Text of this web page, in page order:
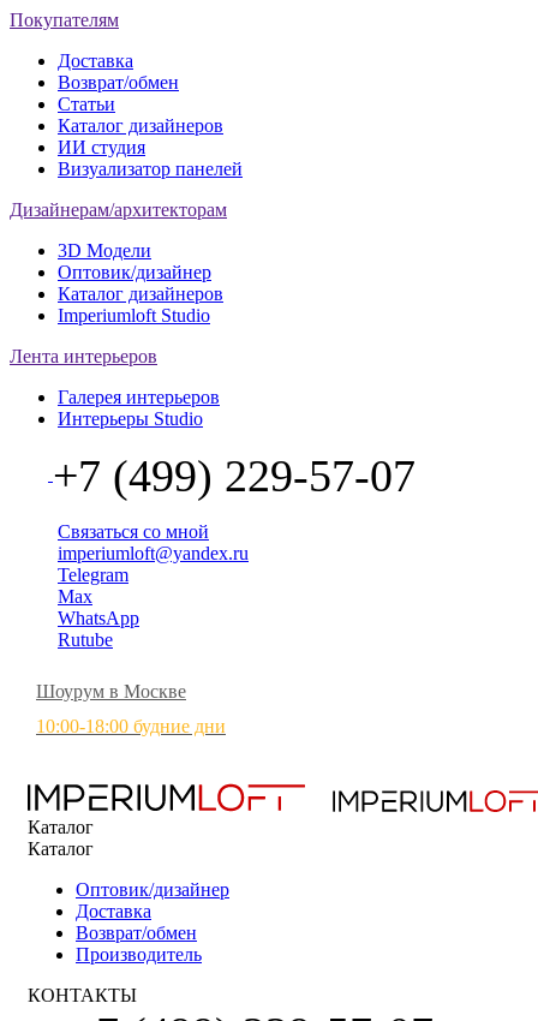
Покупателям
Доставка
Возврат/обмен
Статьи
Каталог дизайнеров
ИИ студия
Визуализатор панелей
Дизайнерам/архитекторам
3D Модели
Оптовик/дизайнер
Каталог дизайнеров
Imperiumloft Studio
Лента интерьеров
Галерея интерьеров
Интерьеры Studio
+7 (499) 229-57-07
Связаться со мной
imperiumloft@yandex.ru
Telegram
Max
WhatsApp
Rutube
Шоурум в Москве
10:00-18:00 будние дни
Каталог
Каталог
Оптовик/дизайнер
Доставка
Возврат/обмен
Производитель
КОНТАКТЫ